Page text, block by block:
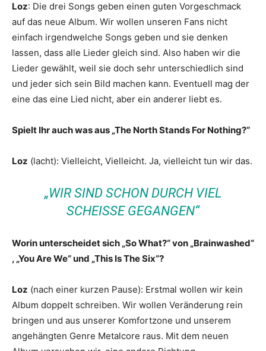
Loz: Die drei Songs geben einen guten Vorgeschmack
auf das neue Album. Wir wollen unseren Fans nicht
einfach irgendwelche Songs geben und sie denken
lassen, dass alle Lieder gleich sind. Also haben wir die
Lieder gewählt, weil sie doch sehr unterschiedlich sind
und jeder sich sein Bild machen kann. Eventuell mag der
eine das eine Lied nicht, aber ein anderer liebt es.
Spielt Ihr auch was aus „The North Stands For Nothing?“
Loz (lacht): Vielleicht, Vielleicht. Ja, vielleicht tun wir das.
„WIR SIND SCHON DURCH VIEL
SCHEISSE GEGANGEN“
Worin unterscheidet sich „So What?“ von „Brainwashed“
, „You Are We“ und „This Is The Six“?
Loz (nach einer kurzen Pause): Erstmal wollen wir kein
Album doppelt schreiben. Wir wollen Veränderung rein
bringen und aus unserer Komfortzone und unserem
angehängten Genre Metalcore raus. Mit dem neuen